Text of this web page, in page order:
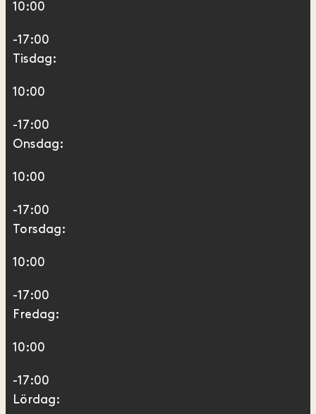
10:00
-17:00
Tisdag:
10:00
-17:00
Onsdag:
10:00
-17:00
Torsdag:
10:00
-17:00
Fredag:
10:00
-17:00
Lördag: